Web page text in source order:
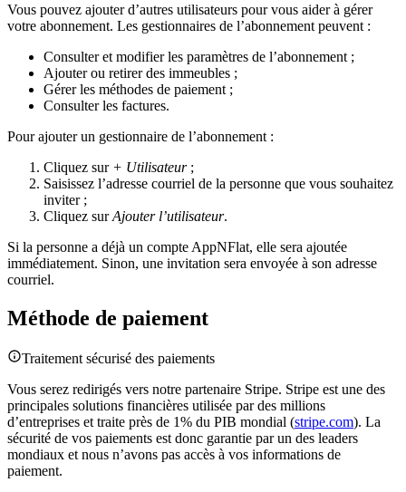
Vous pouvez ajouter d’autres utilisateurs pour vous aider à gérer
votre abonnement. Les gestionnaires de l’abonnement peuvent :
Consulter et modifier les paramètres de l’abonnement ;
Ajouter ou retirer des immeubles ;
Gérer les méthodes de paiement ;
Consulter les factures.
Pour ajouter un gestionnaire de l’abonnement :
Cliquez sur + Utilisateur;
Saisissez l’adresse courriel de la personne que vous souhaitez
inviter ;
Cliquez surAjouter l’utilisateur.
Si la personne a déjà un compte AppNFlat, elle sera ajoutée
immédiatement. Sinon, une invitation sera envoyée à son adresse
courriel.
Méthode de paiement
Traitement sécurisé des paiements
Vous serez redirigés vers notre partenaire Stripe. Stripe est une des
principales solutions financières utilisée par des millions
d’entreprises et traite près de 1% du PIB mondial (stripe.com). La
sécurité de vos paiements est donc garantie par un des leaders
mondiaux et nous n’avons pas accès à vos informations de
paiement.